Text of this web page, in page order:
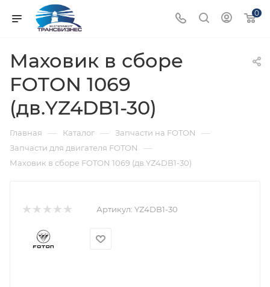
0
Маховик в сборе
FOTON 1069
(дв.YZ4DB1-30)
Главная — Каталог — Запчасти на FOTON —
Запчасти для двигателя FOTON —
Маховик в сборе FOTON 1069 (дв.YZ4DB1-30)
Артикул: YZ4DB1-30